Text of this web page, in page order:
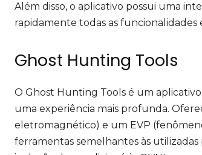
Além disso, o aplicativo possui uma
rapidamente todas as
Ghost Hunting Tools
O Ghost Hunting Tools é um
uma experiência mais profunda.
eletromagnético) e um EVP
ferramentas semelhantes às